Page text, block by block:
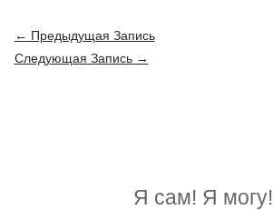
Навигация
по
← Предыдущая Запись
Следующая Запись →
Я сам! Я могу!